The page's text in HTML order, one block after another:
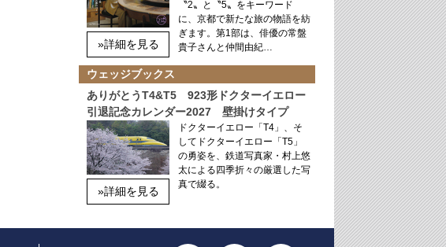
»詳細を見る
〝2〟と〝5〟をキーワード
に、京都で新たな旅の物語を紡
ぎます。第1部は、俳優の常盤
貴子さんと仲間由紀…
ウェッジブックス
ありがとうT4&T5 923形ドクターイエロー
引退記念カレンダー2027 壁掛けタイプ
»詳細を見る
ドクターイエロー「T4」、そ
してドクターイエロー「T5」
の勇姿を、鉄道写真家・村上悠
太による四季折々の厳選した写
真で綴る。